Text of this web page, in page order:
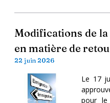
Modifications de
en matière de
22 juin 2026
Le 17
pour le